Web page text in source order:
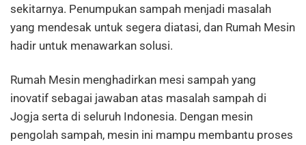
sekitarnya. Penumpukan sampah menjadi masalah
yang mendesak untuk segera diatasi, dan Rumah Mesin
hadir untuk menawarkan solusi.
Rumah Mesin menghadirkan mesi sampah yang
inovatif sebagai jawaban atas masalah sampah di
Jogja serta di seluruh Indonesia. Dengan mesin
pengolah sampah, mesin ini mampu membantu proses